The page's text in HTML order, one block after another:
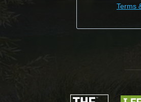
Terms